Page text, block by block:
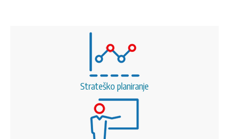
Strateško planiranje